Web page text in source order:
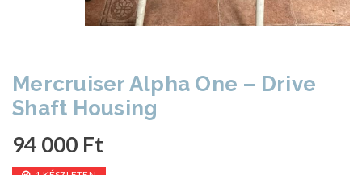
Mercruiser Alpha One – Drive
Shaft Housing
94 000 Ft